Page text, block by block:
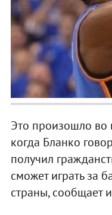
Это произошло во
когда Бланко
получил
сможет играть за
страны, сообщает